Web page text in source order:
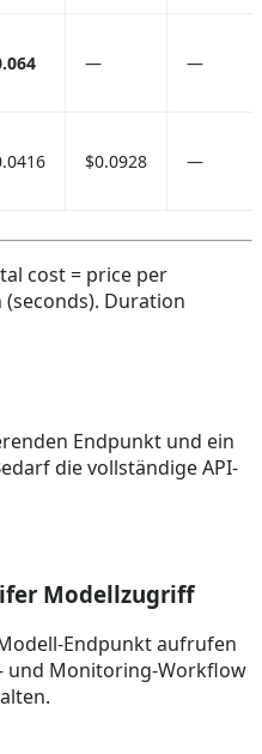
— —
$0.0928 —
cost = price per
Duration
Endpunkt und ein
die vollständige API-
Modellzugriff
Endpunkt aufrufen
und Monitoring-Workflow